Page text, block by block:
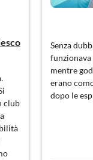
club
Senza
funzionava
mentre
erano
dopo le